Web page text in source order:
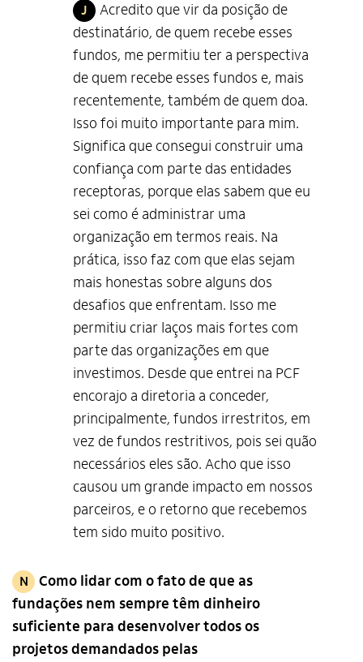
J
Acredito que vir da posição de
destinatário, de quem recebe esses
fundos, me permitiu ter a perspectiva
de quem recebe esses fundos e, mais
recentemente, também de quem doa.
Isso foi muito importante para mim.
Significa que consegui construir uma
confiança com parte das entidades
receptoras, porque elas sabem que eu
sei como é administrar uma
organização em termos reais. Na
prática, isso faz com que elas sejam
mais honestas sobre alguns dos
desafios que enfrentam. Isso me
permitiu criar laços mais fortes com
parte das organizações em que
investimos. Desde que entrei na PCF
encorajo a diretoria a conceder,
principalmente, fundos irrestritos, em
vez de fundos restritivos, pois sei quão
necessários eles são. Acho que isso
causou um grande impacto em nossos
parceiros, e o retorno que recebemos
tem sido muito positivo.
N
Como lidar com o fato de que as
fundações nem sempre têm dinheiro
suficiente para desenvolver todos os
projetos demandados pelas